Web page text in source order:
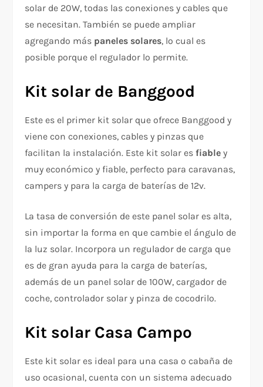
solar de 20W, todas las conexiones y cables que
se necesitan. También se puede ampliar
agregando más paneles solares, lo cual es
posible porque el regulador lo permite.
Kit solar de Banggood
Este es el primer kit solar que ofrece Banggood y
viene con conexiones, cables y pinzas que
facilitan la instalación. Este kit solar esfiable y
muy económico y fiable, perfecto para caravanas,
campers y para la carga de baterías de 12v.
La tasa de conversión de este panel solar es alta,
sin importar la forma en que cambie el ángulo de
la luz solar. Incorpora un regulador de carga que
es de gran ayuda para la carga de baterías,
además de un panel solar de 100W, cargador de
coche, controlador solar y pinza de cocodrilo.
Kit solar Casa Campo
Este kit solar es ideal para una casa o cabaña de
uso ocasional, cuenta con un sistema adecuado